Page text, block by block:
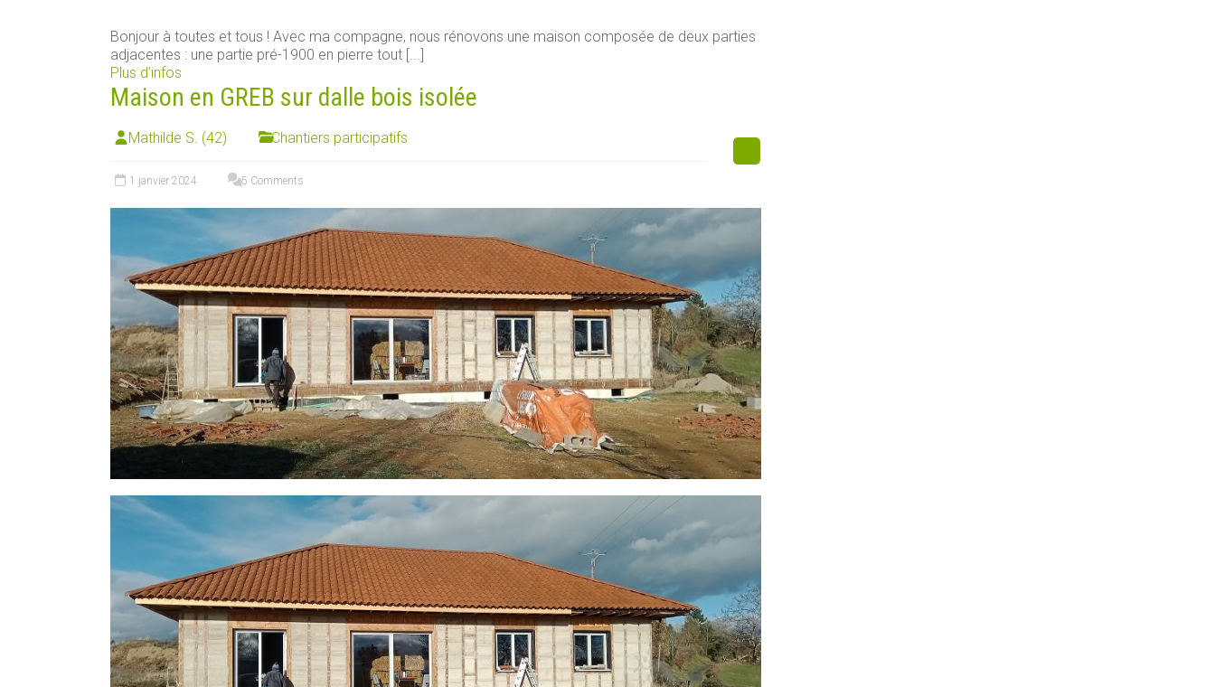
Bonjour à toutes et tous ! Avec ma compagne, nous rénovons une maison composée de deux parties
adjacentes : une partie pré-1900 en pierre tout [...]
Plus d’infos
Maison en GREB sur dalle bois isolée
Mathilde S. (42) Chantiers participatifs
1 janvier 2024 5 Comments